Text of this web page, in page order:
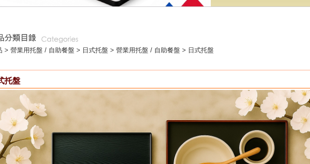
> 營業用托盤 / 自助餐盤 > 日式托盤 > 營業用托盤 / 自助餐盤 > 日式托盤
托盤